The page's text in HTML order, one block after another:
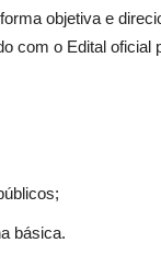
objetiva e
com o Edital oficial
básica.